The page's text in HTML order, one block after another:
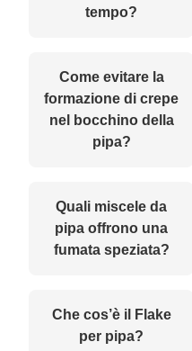
tempo?
Come evitare la
formazione di crepe
nel bocchino della
pipa?
Quali miscele da
pipa offrono una
fumata speziata?
Che cos’è il Flake
per pipa?